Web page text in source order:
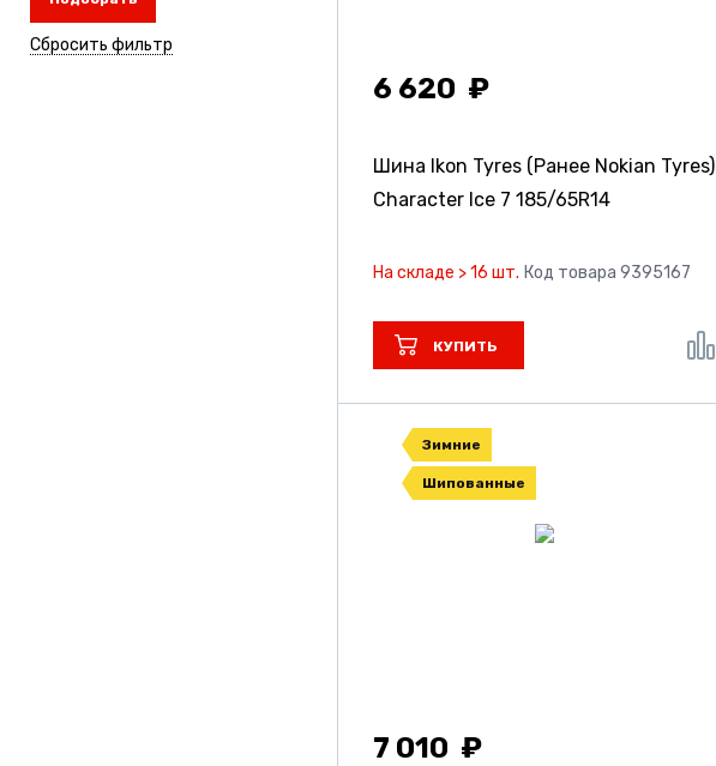
Nitto
Rauffan
Сбросить фильтр
6 620
Шина Ikon Tyres (Ранее Nokian Tyres)
Character Ice 7 185/65R14
На складе > 16 шт. Код товара 9395167
КУПИТЬ
Зимние
Шипованные
7 010